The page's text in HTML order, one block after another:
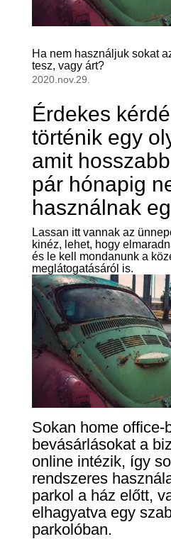
Ha nem használjuk sokat
tesz, vagy árt?
2020.nov.29.
Érdekes
történik egy
amit
pár hónapig
használnak
Lassan itt vannak az
kinéz, lehet, hogy
és le kell mondanunk a
meglátogatásáról is.
Sokan home office-
bevásárlásokat a
online intézik, így
rendszeres
parkol a ház előtt,
elhagyatva egy
parkolóban.